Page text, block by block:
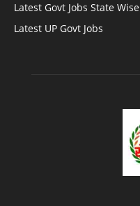
Latest Govt Jobs State Wise
Latest UP Govt Jobs